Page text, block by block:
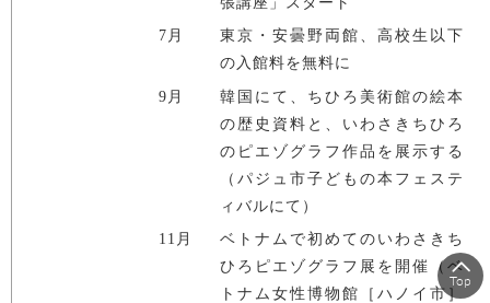
Top
7月
東京・安曇野両館、高校生以下
の入館料を無料に
9月
韓国にて、ちひろ美術館の絵本
の歴史資料と、いわさきちひろ
のピエゾグラフ作品を展示する
（パジュ市子どもの本フェステ
ィバルにて）
11月
ベトナムで初めてのいわさきち
ひろピエゾグラフ展を開催（ベ
トナム女性博物館［ハノイ市］